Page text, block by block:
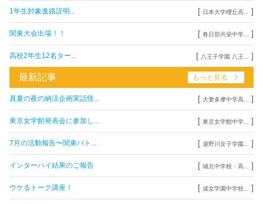
1年生対象進路説明... [ 日本大学櫻丘高... ]
関東大会出場！！ [ 春日部共栄中学... ]
高校2年生12名ター... [ 八王子学園 八王... ]
最新記事 もっと見る
真夏の夜の納涼企画実話怪... [ 大妻多摩中学高... ]
東京女学館発表会に参加し... [ 東京女学館中学... ]
7月の活動報告〜関東バト... [ 瀧野川女子学園... ]
インターハイ結果のご報告 [ 城北中学校・高... ]
ウケるトーク講座！ [ 成女学園中学校... ]